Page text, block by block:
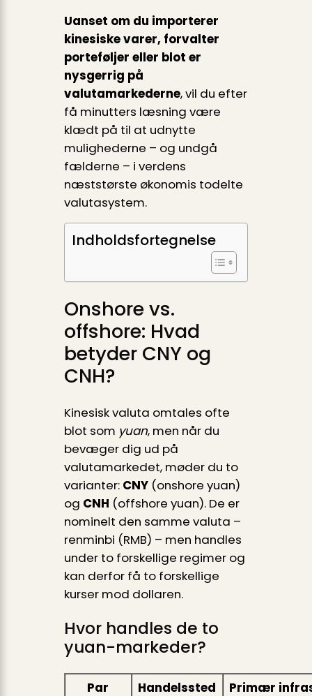
Uanset om du importerer
kinesiske varer, forvalter
porteføljer eller blot er
nysgerrig på
valutamarkederne, vil du efter
få minutters læsning være
klædt på til at udnytte
mulighederne – og undgå
fælderne – i verdens
næststørste økonomis todelte
valutasystem.
Indholdsfortegnelse
Onshore vs.
offshore: Hvad
betyder CNY og
CNH?
Kinesisk valuta omtales ofte
blot som yuan, men når du
bevæger dig ud på
valutamarkedet, møder du to
varianter: CNY(onshore yuan)
og CNH (offshore yuan). De er
nominelt den samme valuta –
renminbi (RMB) – men handles
under to forskellige regimer og
kan derfor få to forskellige
kurser mod dollaren.
Hvor handles de to
yuan-markeder?
Par Handelssted Primær